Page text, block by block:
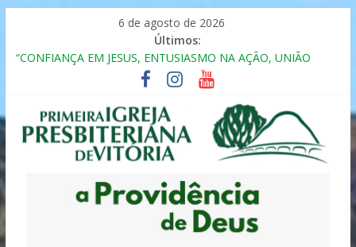
6 de agosto de 2026
Últimos:
“CONFIANÇA EM JESUS, ENTUSIASMO NA AÇÃO, UNIÃO
Seminário da Família 2025
Formação em Inclusão, Ensino e Relacionamento com
Pessoas Atípicas
12º ENCONTRO DE CASAIS
MULHER PRESBITERIANA
Primeira